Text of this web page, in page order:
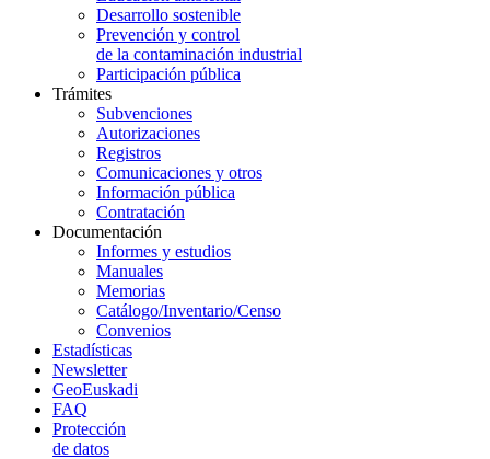
Desarrollo sostenible
Prevención y control
de la contaminación industrial
Participación pública
Trámites
Subvenciones
Autorizaciones
Registros
Comunicaciones y otros
Información pública
Contratación
Documentación
Informes y estudios
Manuales
Memorias
Catálogo/Inventario/Censo
Convenios
Estadísticas
Newsletter
GeoEuskadi
FAQ
Protección
de datos